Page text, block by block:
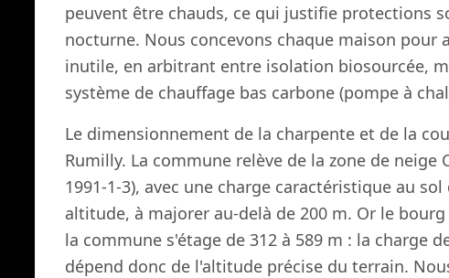
peuvent être chauds, ce qui justifie protections
nocturne. Nous concevons chaque maison pour
inutile, en arbitrant entre isolation biosourcée,
système de chauffage bas carbone (pompe à
Le dimensionnement de la charpente et de la
Rumilly. La commune relève de la zone de neige
1991-1-3), avec une charge caractéristique au
altitude, à majorer au-delà de 200 m. Or le
la commune s'étage de 312 à 589 m : la charge
dépend donc de l'altitude précise du terrain.